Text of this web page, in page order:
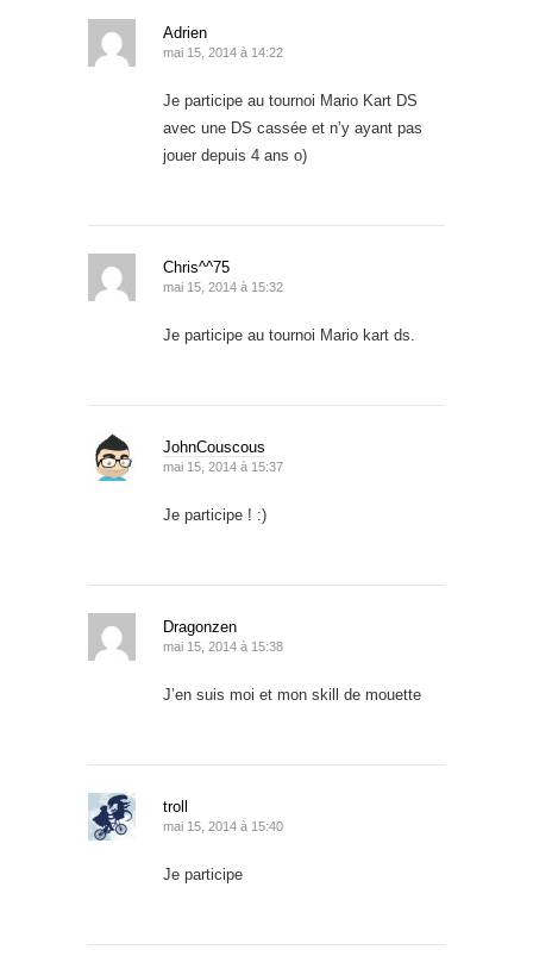
Adrien
mai 15, 2014 à 14:22
Je participe au tournoi Mario Kart DS
avec une DS cassée et n’y ayant pas
jouer depuis 4 ans o)
Chris^^75
mai 15, 2014 à 15:32
Je participe au tournoi Mario kart ds.
JohnCouscous
mai 15, 2014 à 15:37
Je participe ! :)
Dragonzen
mai 15, 2014 à 15:38
J’en suis moi et mon skill de mouette
troll
mai 15, 2014 à 15:40
Je participe